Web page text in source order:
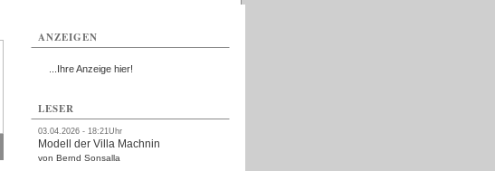
ANZEIGEN
...Ihre Anzeige hier!
LESER
03.04.2026 - 18:21Uhr
Modell der Villa Machnin
von Bernd Sonsalla